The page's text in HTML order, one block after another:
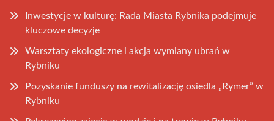
Inwestycje w kulturę: Rada Miasta Rybnika podejmuje
kluczowe decyzje
Warsztaty ekologiczne i akcja wymiany ubrań w
Rybniku
Pozyskanie funduszy na rewitalizację osiedla „Rymer” w
Rybniku